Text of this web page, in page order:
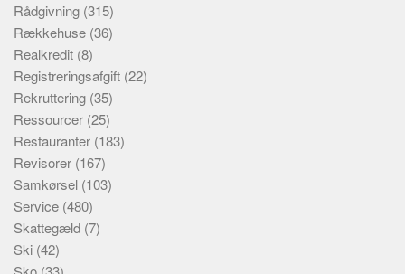
Rådgivning (315)
Rækkehuse (36)
Realkredit (8)
Registreringsafgift (22)
Rekruttering (35)
Ressourcer (25)
Restauranter (183)
Revisorer (167)
Samkørsel (103)
Service (480)
Skattegæld (7)
Ski (42)